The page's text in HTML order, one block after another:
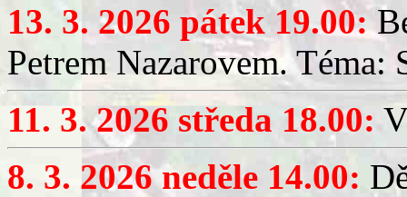
13. 3. 2026 pátek 19.00:
Petrem Nazarovem. Téma:
11. 3. 2026 středa 18.00:
8. 3. 2026 neděle 14.00: